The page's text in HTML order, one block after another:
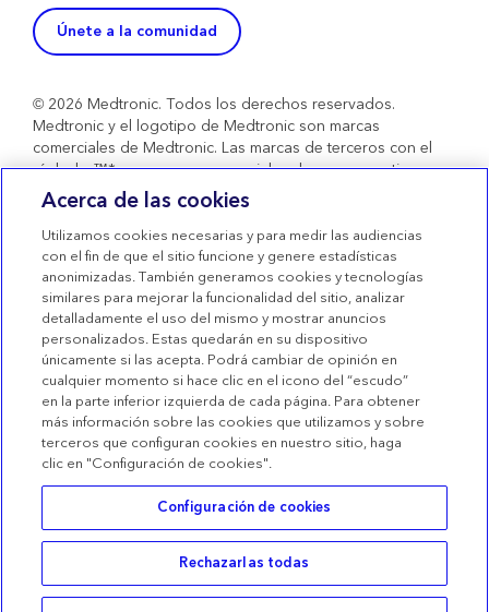
Únete a la comunidad
© 2026 Medtronic. Todos los derechos reservados.
Medtronic y el logotipo de Medtronic son marcas
comerciales de Medtronic. Las marcas de terceros con el
símbolo ™* son marcas comerciales de sus respectivos
propietarios. Todas las demás marcas son marcas
comerciales de una compañía de Medtronic. Productos
sanitarios con marcado CE conformes al Real Decreto
1591/2009.
Condiciones de uso
Términos de venta
Declaración de privacidad
Política de Cookies
Configuración de las Cookies
Acerca de las cookies
Utilizamos cookies necesarias y para medir las audiencias
con el fin de que el sitio funcione y genere estadísticas
anonimizadas. También generamos cookies y tecnologías
similares para mejorar la funcionalidad del sitio, analizar
detalladamente el uso del mismo y mostrar anuncios
personalizados. Estas quedarán en su dispositivo
únicamente si las acepta. Podrá cambiar de opinión en
cualquier momento si hace clic en el icono del “escudo”
en la parte inferior izquierda de cada página. Para obtener
más información sobre las cookies que utilizamos y sobre
terceros que configuran cookies en nuestro sitio, haga
clic en "Configuración de cookies".
Configuración de cookies
Rechazarlas todas